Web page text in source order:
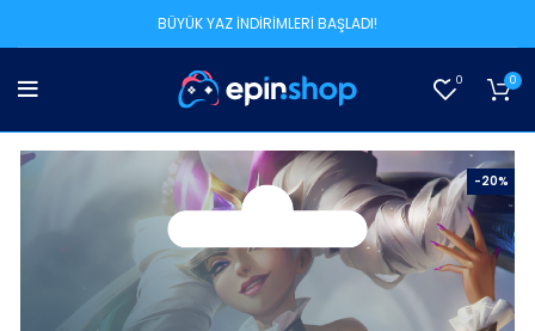
BÜYÜK YAZ İNDİRİMLERİ BAŞLADI!
0 0
-20%